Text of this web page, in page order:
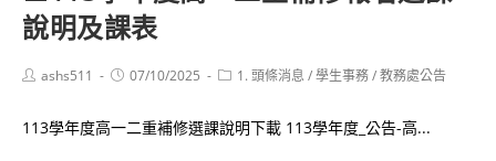
說明及課表
Postashs511
Post07/10/2025
Post1. 頭條消息 /學生事務/教務處公告
113學年度高一二重補修選課說明下載 113學年度_公告-高...